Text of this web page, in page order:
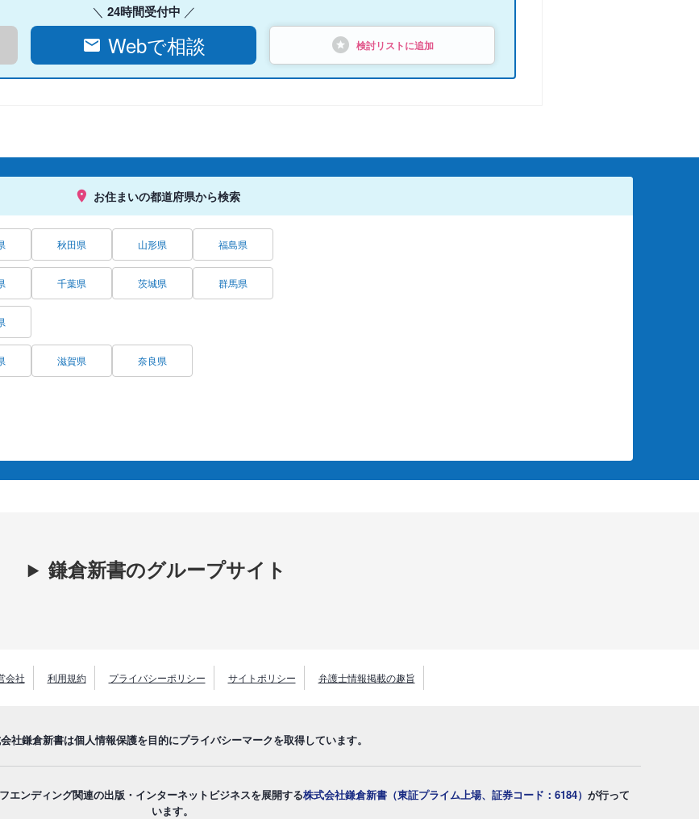
24時間受付中
Webで相談 検討リストに追加
お住まいの都道府県から検索
秋田県 山形県 福島県
千葉県 茨城県 群馬県
滋賀県 奈良県
鎌倉新書のグループサイト
会社 利用規約 プライバシーポリシー サイトポリシー 弁護士情報掲載の趣旨
社鎌倉新書は個人情報保護を目的にプライバシーマークを取得しています。
エンディング関連の出版・インターネットビジネスを展開する株式会社鎌倉新書（東証プライム上場、証券コード：6184） が行って
います。